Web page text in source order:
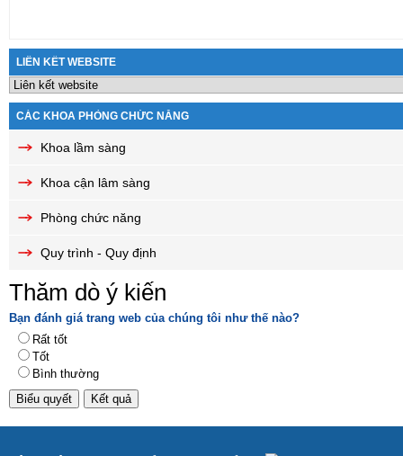
LIÊN KẾT WEBSITE
CÁC KHOA PHÒNG CHỨC NĂNG
Khoa lầm sàng
Khoa cận lâm sàng
Phòng chức năng
Quy trình - Quy định
Thăm dò ý kiến
Bạn đánh giá trang web của chúng tôi như thế nào?
Rất tốt
Tốt
Bình thường